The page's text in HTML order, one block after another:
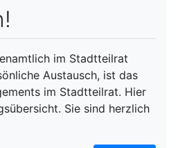
im Stadtteilrat
Austausch, ist das
im Stadtteilrat. Hier
Sie sind herzlich